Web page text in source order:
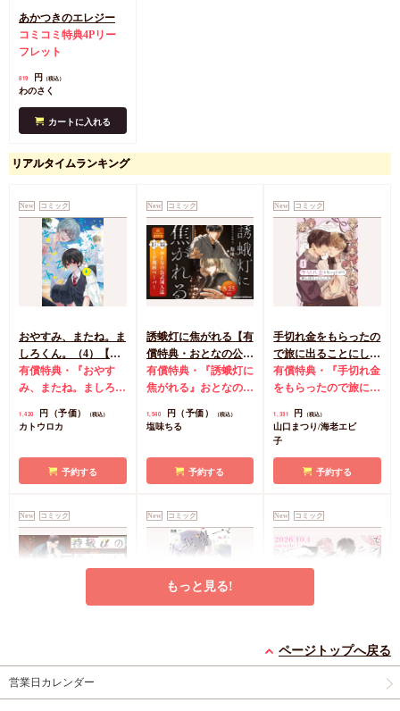
あかつきのエレジー
コミコミ特典4Pリー
フレット
819 円 （税込）
わのさく
カートに入れる
リアルタイムランキング
New コミック
おやすみ、またね。ま
しろくん。（4）【有
償特典・おとなの公式
同人誌】【8/7締切！
選)】
有償特典・『おやす
み、またね。ましろく
公式同人誌 コミコミ
店舗共通特典ペーパー
初版限定カメラロール
1,420 円（予価） （税込）
カトウロカ
予約する
New コミック
誘蛾灯に焦がれる【有
償特典・おとなの公式
同人誌】
有償特典・『誘蛾灯に
焦がれる』おとなの公
典漫画ペーパー
1,540 円（予価） （税込）
塩味ちる
予約する
New コミック
手切れ金をもらったの
で旅に出ることにした
（1）【有償特典・漫
画＆SS小冊子】
有償特典・『手切れ金
をもらったので旅に出
漫画＆SS12P小冊子
ミコミ特典漫画＆SS
リーフレット
1,331 円 （税込）
山口まつり/海老エビ
子
予約する
New コミック
コミコミ特典4Pリー
フレット
New コミック
【有償特典・小冊子】
と高嶺の夫』12P小冊
New コミック
セブンティーンシロッ
プス（2）【有償特
ルスタンド】
ィーンシロップス
もっと見る!
ページトップへ戻る
営業日カレンダー